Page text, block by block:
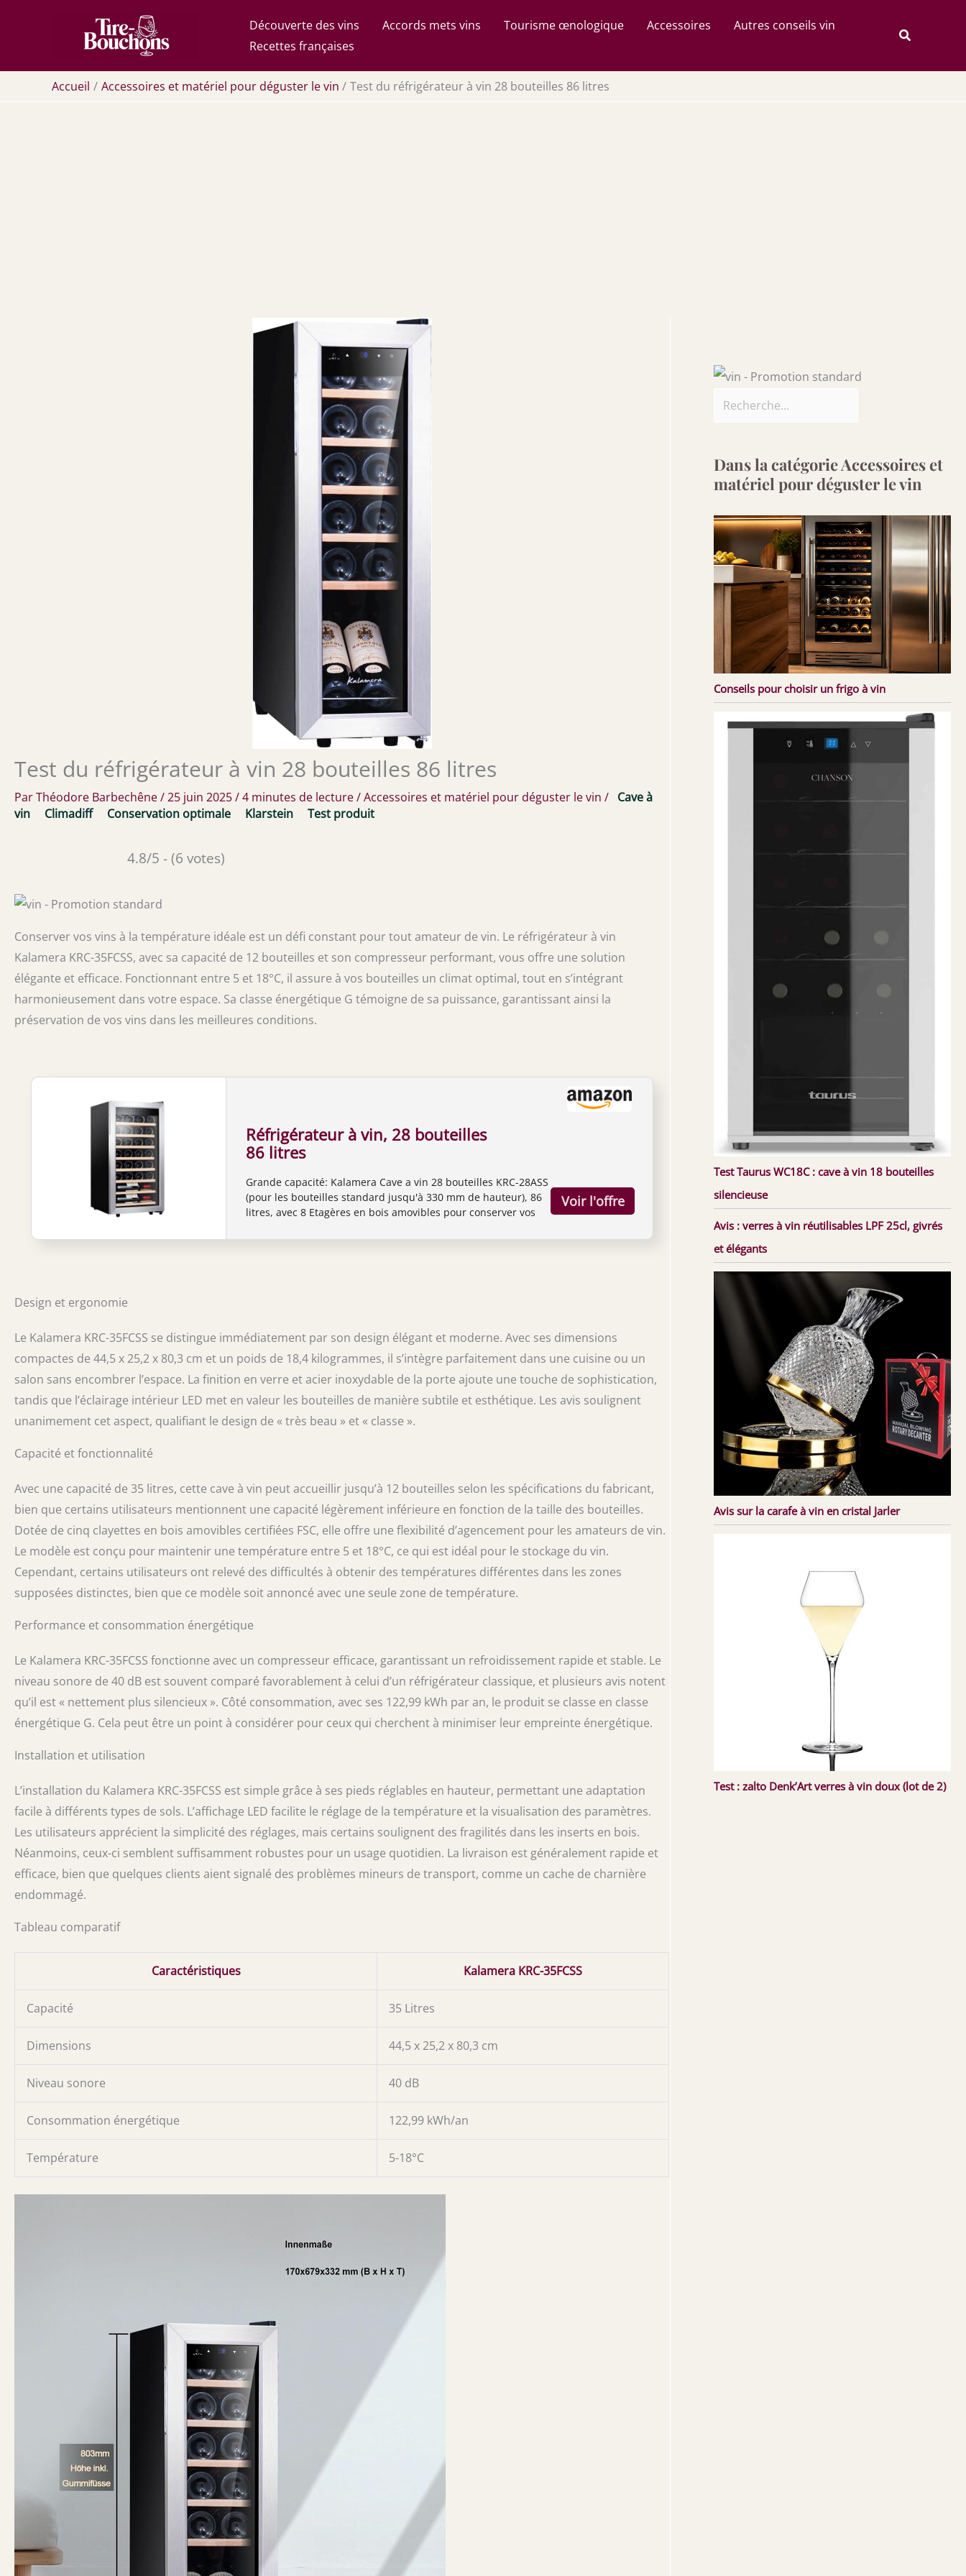
Découverte des vins Accords mets vins Tourisme œnologique Accessoires
Autres conseils vin
Recettes françaises
Rechercher
Accueil Accessoires et matériel pour déguster le vin Test du réfrigérateur à vin 28 bouteilles 86 litres
Test du réfrigérateur à vin 28 bouteilles 86 litres
ParThéodore Barbechêne/25 juin 2025/4 minutes de lecture/Accessoires et matériel pour déguster le vin / Cave à
vin
Climadiff Conservation optimale Klarstein Test produit
4.8/5 - (6 votes)
Conserver vos vins à la température idéale est un défi constant pour tout amateur de vin. Le réfrigérateur à vin
Kalamera KRC-35FCSS, avec sa capacité de 12 bouteilles et son compresseur performant, vous offre une solution
élégante et efficace. Fonctionnant entre 5 et 18°C, il assure à vos bouteilles un climat optimal, tout en s’intégrant
harmonieusement dans votre espace. Sa classe énergétique G témoigne de sa puissance, garantissant ainsi la
préservation de vos vins dans les meilleures conditions.
Réfrigérateur à vin, 28 bouteilles
86 litres
Grande capacité: Kalamera Cave a vin 28 bouteilles KRC-28ASS
(pour les bouteilles standard jusqu'à 330 mm de hauteur), 86
litres, avec 8 Etagères en bois amovibles pour conserver vos
écran tactile avec affichage numérique et une lumière LED,
trempé inox brossé et poignée inox, vos précieux vin rosé,
blanc et pétillant à bonne sont merveilleusement mis en scène
et présentés. Puissant compresseur: Avec un puissant
compresseur système de refroidissement qui est sans
vibrations, silencieux et pratique, donc ce caves à vin peut
protéger la saveur et la qualité de vos vin précieux. L'avantage
Kalamera: Une refroidissement plus sûre et plus rapide grâce
Design et ergonomie
Le Kalamera KRC-35FCSS se distingue immédiatement par son design élégant et moderne. Avec ses dimensions
compactes de 44,5 x 25,2 x 80,3 cm et un poids de 18,4 kilogrammes, il s’intègre parfaitement dans une cuisine ou un
salon sans encombrer l’espace. La finition en verre et acier inoxydable de la porte ajoute une touche de sophistication,
tandis que l’éclairage intérieur LED met en valeur les bouteilles de manière subtile et esthétique. Les avis soulignent
unanimement cet aspect, qualifiant le design de « très beau » et « classe ».
Capacité et fonctionnalité
Avec une capacité de 35 litres, cette cave à vin peut accueillir jusqu’à 12 bouteilles selon les spécifications du fabricant,
bien que certains utilisateurs mentionnent une capacité légèrement inférieure en fonction de la taille des bouteilles.
Dotée de cinq clayettes en bois amovibles certifiées FSC, elle offre une flexibilité d’agencement pour les amateurs de vin.
Le modèle est conçu pour maintenir une température entre 5 et 18°C, ce qui est idéal pour le stockage du vin.
Cependant, certains utilisateurs ont relevé des difficultés à obtenir des températures différentes dans les zones
supposées distinctes, bien que ce modèle soit annoncé avec une seule zone de température.
Performance et consommation énergétique
Le Kalamera KRC-35FCSS fonctionne avec un compresseur efficace, garantissant un refroidissement rapide et stable. Le
niveau sonore de 40 dB est souvent comparé favorablement à celui d’un réfrigérateur classique, et plusieurs avis notent
qu’il est « nettement plus silencieux ». Côté consommation, avec ses 122,99 kWh par an, le produit se classe en classe
énergétique G. Cela peut être un point à considérer pour ceux qui cherchent à minimiser leur empreinte énergétique.
Installation et utilisation
L’installation du Kalamera KRC-35FCSS est simple grâce à ses pieds réglables en hauteur, permettant une adaptation
facile à différents types de sols. L’affichage LED facilite le réglage de la température et la visualisation des paramètres.
Les utilisateurs apprécient la simplicité des réglages, mais certains soulignent des fragilités dans les inserts en bois.
Néanmoins, ceux-ci semblent suffisamment robustes pour un usage quotidien. La livraison est généralement rapide et
efficace, bien que quelques clients aient signalé des problèmes mineurs de transport, comme un cache de charnière
endommagé.
Tableau comparatif
Caractéristiques Kalamera KRC-35FCSS
Capacité 35 Litres
Dimensions 44,5 x 25,2 x 80,3 cm
Niveau sonore 40 dB
Consommation énergétique 122,99 kWh/an
Température 5-18°C
Dans la catégorie Accessoires et
matériel pour déguster le vin
Conseils pour choisir un frigo à vin
Test Taurus WC18C : cave à vin 18 bouteilles
silencieuse
Avis : verres à vin réutilisables LPF 25cl, givrés
et élégants
Avis sur la carafe à vin en cristal Jarler
Test : zalto Denk’Art verres à vin doux (lot de 2)